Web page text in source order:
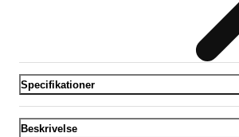
Specifikationer
Beskrivelse